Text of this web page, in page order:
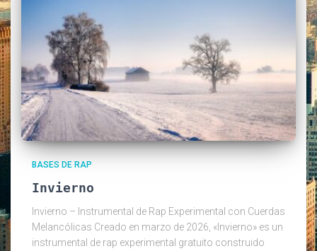
BASES DE RAP
Invierno
Invierno – Instrumental de Rap Experimental con Cuerdas
Melancólicas Creado en marzo de 2026, «Invierno» es un
instrumental de rap experimental gratuito construido